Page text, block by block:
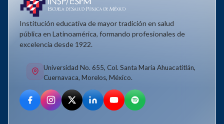
Institución educativa de mayor tradición en salud
pública en Latinoamérica, formando profesionales de
excelencia desde 1922.
Universidad No. 655, Col. Santa María Ahuacatitlán,
Cuernavaca, Morelos, México.